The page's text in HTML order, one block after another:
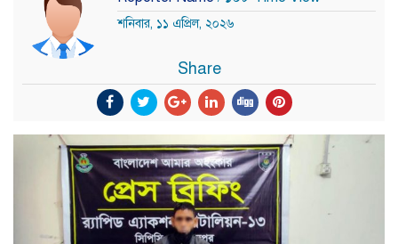
শনিবার, ১১ এপ্রিল, ২০২৬
Share